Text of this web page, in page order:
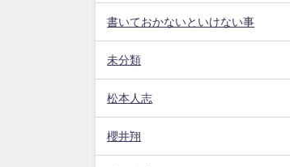
書いておかないといけない事
未分類
松本人志
櫻井翔